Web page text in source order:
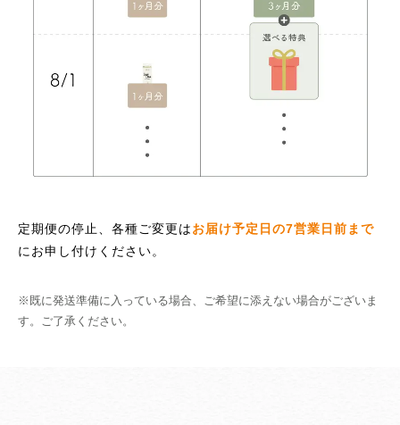
定期便の停止、各種ご変更はお届け予定日の7営業日前まで
にお申し付けください。
※既に発送準備に入っている場合、ご希望に添えない場合がございま
す。ご了承ください。